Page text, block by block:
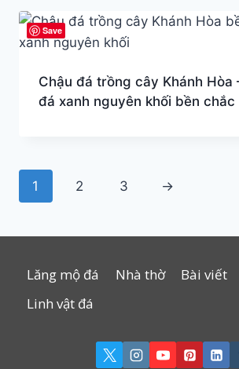
Save
Chậu đá trồng cây Khánh Hòa
đá xanh nguyên khối bền chắc
1 2 3 →
Lăng mộ đá Nhà thờ Bài viết
Linh vật đá